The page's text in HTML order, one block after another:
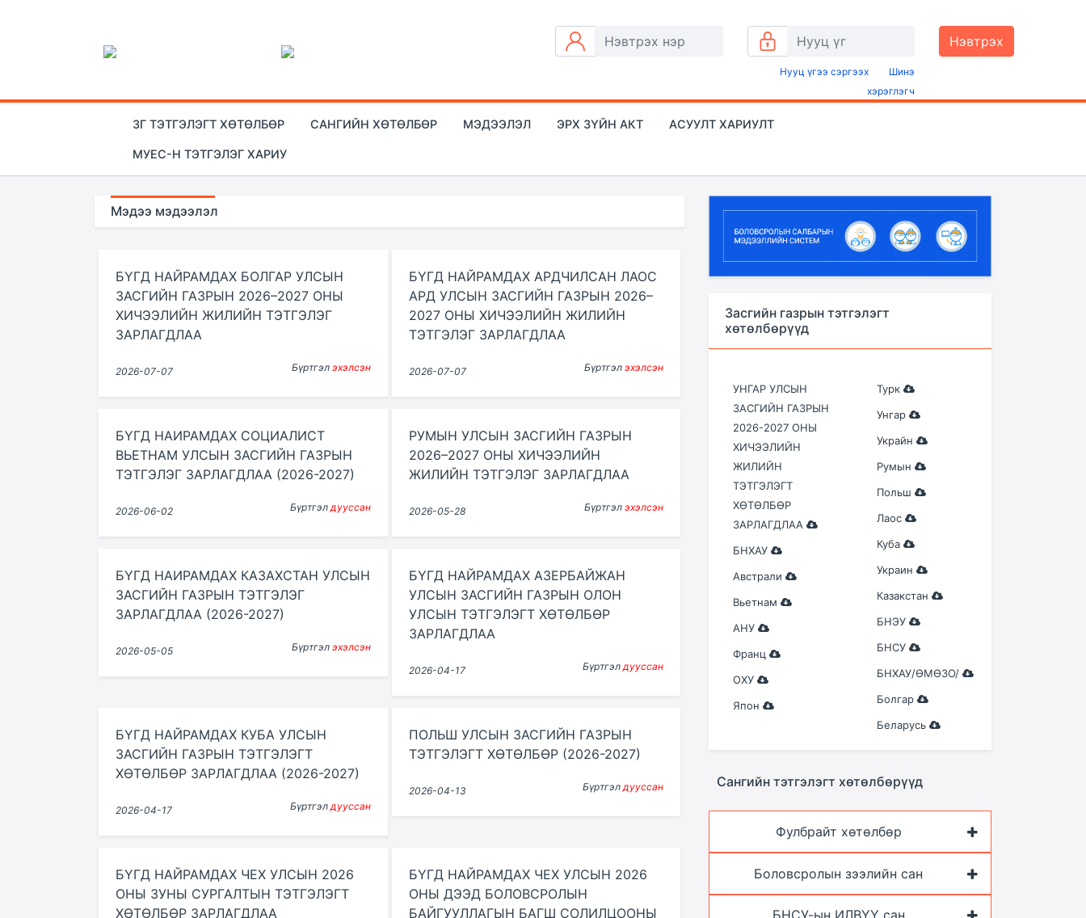
Нэвтрэх
Нууц үгээ сэргээх
Шинэ
хэрэглэгч
ЗГ ТЭТГЭЛЭГТ ХӨТӨЛБӨР САНГИЙН ХӨТӨЛБӨР МЭДЭЭЛЭЛ ЭРХ ЗҮЙН АКТ АСУУЛТ ХАРИУЛТ
МУЕС-Н ТЭТГЭЛЭГ ХАРИУ
Мэдээ мэдээлэл
БҮГД НАЙРАМДАХ БОЛГАР УЛСЫН
ЗАСГИЙН ГАЗРЫН 2026–2027 ОНЫ
ХИЧЭЭЛИЙН ЖИЛИЙН ТЭТГЭЛЭГ
ЗАРЛАГДЛАА
2026-07-07 Бүртгэл эхэлсэн
БҮГД НАЙРАМДАХ АРДЧИЛСАН ЛАОС
АРД УЛСЫН ЗАСГИЙН ГАЗРЫН 2026–
2027 ОНЫ ХИЧЭЭЛИЙН ЖИЛИЙН
ТЭТГЭЛЭГ ЗАРЛАГДЛАА
2026-07-07 Бүртгэлэхэлсэн
БҮГД НАИРАМДАХ СОЦИАЛИСТ
ВЬЕТНАМ УЛСЫН ЗАСГИЙН ГАЗРЫН
ТЭТГЭЛЭГ ЗАРЛАГДЛАА (2026-2027)
2026-06-02 Бүртгэлдууссан
РУМЫН УЛСЫН ЗАСГИЙН ГАЗРЫН
2026–2027 ОНЫ ХИЧЭЭЛИЙН
ЖИЛИЙН ТЭТГЭЛЭГ ЗАРЛАГДЛАА
2026-05-28 Бүртгэлэхэлсэн
БҮГД НАИРАМДАХ КАЗАХСТАН УЛСЫН
ЗАСГИЙН ГАЗРЫН ТЭТГЭЛЭГ
ЗАРЛАГДЛАА (2026-2027)
2026-05-05 Бүртгэл эхэлсэн
БҮГД НАЙРАМДАХ АЗЕРБАЙЖАН
УЛСЫН ЗАСГИЙН ГАЗРЫН ОЛОН
УЛСЫН ТЭТГЭЛЭГТ ХӨТӨЛБӨР
ЗАРЛАГДЛАА
2026-04-17 Бүртгэлдууссан
БҮГД НАЙРАМДАХ КУБА УЛСЫН
ЗАСГИЙН ГАЗРЫН ТЭТГЭЛЭГТ
ХӨТӨЛБӨР ЗАРЛАГДЛАА (2026-2027)
2026-04-17 Бүртгэлдууссан
ПОЛЬШ УЛСЫН ЗАСГИЙН ГАЗРЫН
ТЭТГЭЛЭГТ ХӨТӨЛБӨР (2026-2027)
2026-04-13 Бүртгэлдууссан
БҮГД НАЙРАМДАХ ЧЕХ УЛСЫН 2026
ОНЫ ЗУНЫ СУРГАЛТЫН ТЭТГЭЛЭГТ
ХӨТӨЛБӨР ЗАРЛАГДЛАА
БҮГД НАЙРАМДАХ ЧЕХ УЛСЫН 2026
ОНЫ ДЭЭД БОЛОВСРОЛЫН
БАЙГУУЛЛАГЫН БАГШ СОЛИЛЦООНЫ
Засгийн газрын тэтгэлэгт
хөтөлбөрүүд
УНГАР УЛСЫН
ЗАСГИЙН ГАЗРЫН
2026-2027 ОНЫ
ХИЧЭЭЛИЙН
ЖИЛИЙН
ТЭТГЭЛЭГТ
ХӨТӨЛБӨР
ЗАРЛАГДЛАА
БНХАУ
Австрали
Вьетнам
АНУ
Франц
ОХУ
Япон
Турк
Унгар
Украйн
Румын
Польш
Лаос
Куба
Украин
Казакстан
БНЭУ
БНСУ
БНХАУ/ӨМӨЗО/
Болгар
Беларусь
Сангийн тэтгэлэгт хөтөлбөрүүд
Фулбрайт хөтөлбөр
Боловсролын зээлийн сан